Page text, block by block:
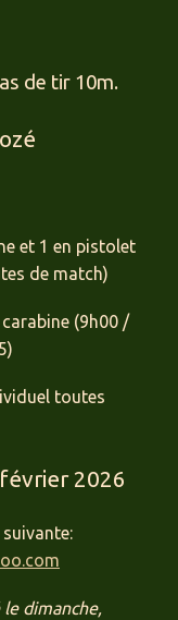
de tir 10m.
et 1 en pistolet
de match)
(9h00 /
toutes
2026
dimanche,